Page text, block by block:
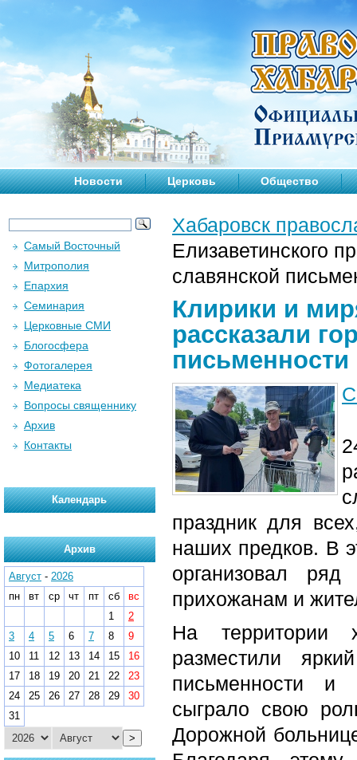
Новости Церковь Общество
Хабаровск
Елизаветинского
славянской
Клирики и
рассказали
праздник для
наших предков. В
организовал ряд
прихожанам и
На территории
разместили
письменности и
сыграло свою
Дорожной
Самый Восточный
Митрополия
Епархия
Семинария
Церковные СМИ
Блогосфера
Фотогалерея
Медиатека
Вопросы священнику
Архив
Контакты
Календарь
Архив
Август - 2026
пн
вт ср чт пт сб
вс
1
2
3
4 5 6 7 8
9
10
11 12 13 14 15
16
17
18 19 20 21 22
23
24
25 26 27 28 29
30
31
>